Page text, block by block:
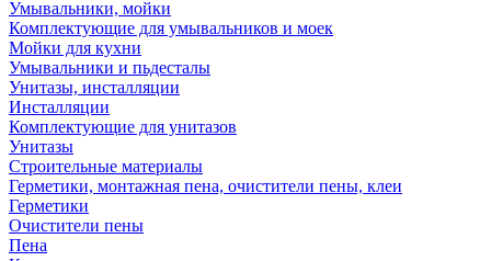
Умывальники, мойки
Комплектующие для умывальников и моек
Мойки для кухни
Умывальники и пьдесталы
Унитазы, инсталляции
Инсталляции
Комплектующие для унитазов
Унитазы
Строительные материалы
Герметики, монтажная пена, очистители пены, клеи
Герметики
Очистители пены
Пена